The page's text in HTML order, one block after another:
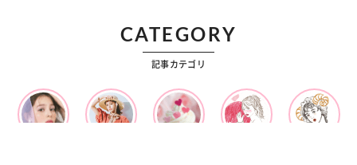
CATEGORY
記事カテゴリ